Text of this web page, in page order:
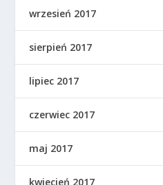
wrzesień 2017
sierpień 2017
lipiec 2017
czerwiec 2017
maj 2017
kwiecień 2017